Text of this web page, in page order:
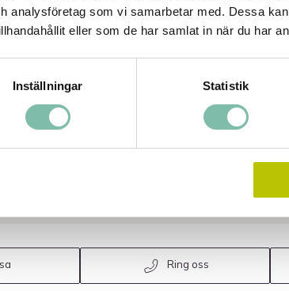
analysföretag som vi samarbetar med. Dessa
eller som de har samlat in när du har
Inställningar Statistik
som är speciellt framtagen för snabb och smidig
från hydraulledningar, läckande tanka, släckvatten
sanering. PVC-belagd polyester gör
Rengör och sanera poolen noggrant efter att
Ring oss